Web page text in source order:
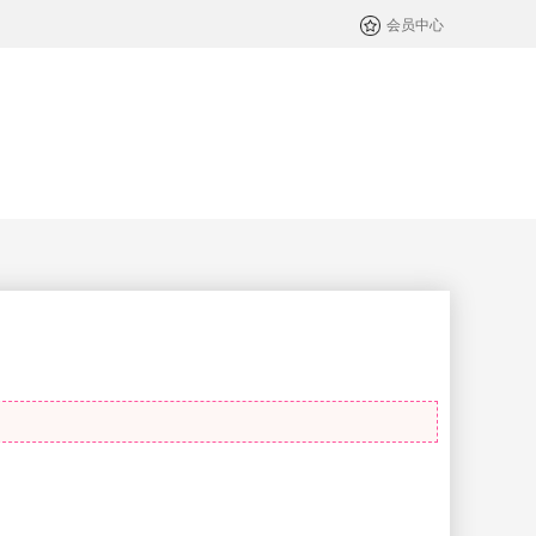
会员中心